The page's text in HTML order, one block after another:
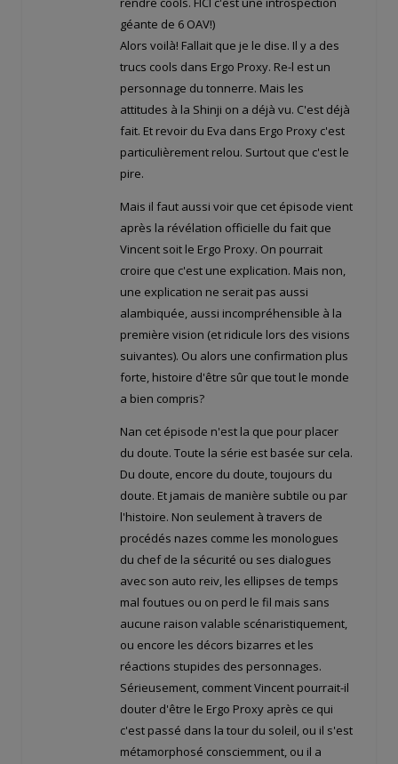
géante de 6 OAV!)
Alors voilà! Fallait que je le dise. Il y a des
trucs cools dans Ergo Proxy. Re-l est un
personnage du tonnerre. Mais les
attitudes à la Shinji on a déjà vu. C'est déjà
fait. Et revoir du Eva dans Ergo Proxy c'est
particulièrement relou. Surtout que c'est le
pire.
Mais il faut aussi voir que cet épisode vient
après la révélation officielle du fait que
Vincent soit le Ergo Proxy. On pourrait
croire que c'est une explication. Mais non,
une explication ne serait pas aussi
alambiquée, aussi incompréhensible à la
première vision (et ridicule lors des visions
suivantes). Ou alors une confirmation plus
forte, histoire d'être sûr que tout le monde
a bien compris?
Nan cet épisode n'est la que pour placer
du doute. Toute la série est basée sur cela.
Du doute, encore du doute, toujours du
doute. Et jamais de manière subtile ou par
l'histoire. Non seulement à travers de
procédés nazes comme les monologues
du chef de la sécurité ou ses dialogues
avec son auto reiv, les ellipses de temps
mal foutues ou on perd le fil mais sans
aucune raison valable scénaristiquement,
ou encore les décors bizarres et les
réactions stupides des personnages.
Sérieusement, comment Vincent pourrait-il
douter d'être le Ergo Proxy après ce qui
c'est passé dans la tour du soleil, ou il s'est
métamorphosé consciemment, ou il a